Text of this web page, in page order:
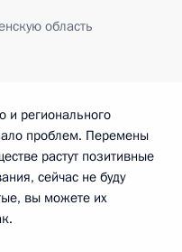
область
и регионального
проблем. Перемены
растут позитивные
сейчас не буду
вы можете их